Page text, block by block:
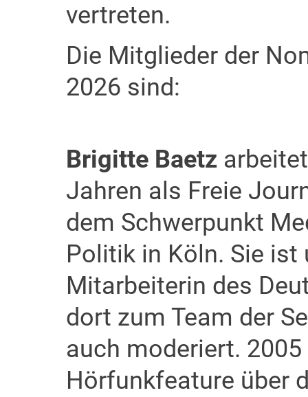
vertreten.
Die Mitglieder der
2026 sind:
Brigitte Baetz
Jahren als Freie
dem Schwerpunkt
Politik in Köln. Sie ist
Mitarbeiterin des
dort zum Team der
auch moderiert.
Hörfunkfeature über